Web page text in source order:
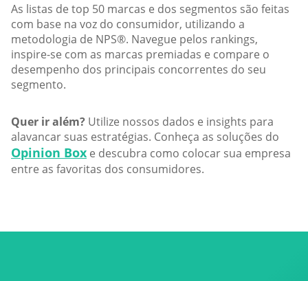
As listas de top 50 marcas e dos segmentos são feitas
com base na voz do consumidor, utilizando a
metodologia de NPS®. Navegue pelos rankings,
inspire-se com as marcas premiadas e compare o
desempenho dos principais concorrentes do seu
segmento.
Quer ir além? Utilize nossos dados e insights para
alavancar suas estratégias. Conheça as soluções do
Opinion Box e descubra como colocar sua empresa
entre as favoritas dos consumidores.